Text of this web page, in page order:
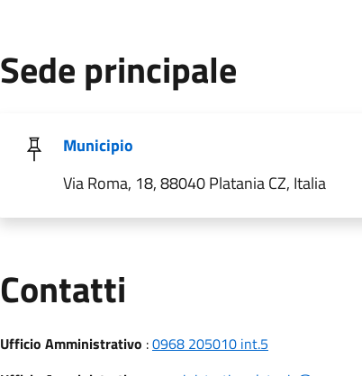
Sede principale
Municipio
Via Roma, 18, 88040 Platania CZ, Italia
Contatti
Ufficio Amministrativo :0968 205010 int.5